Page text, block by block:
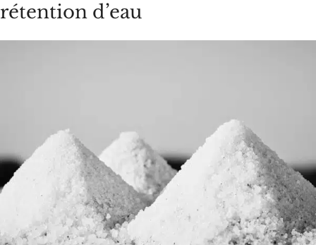
rétention d’eau